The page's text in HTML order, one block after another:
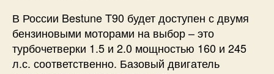
В России Bestune T90 будет доступен с двумя
бензиновыми моторами на выбор – это
турбочетверки 1.5 и 2.0 мощностью 160 и 245
л.с. соответственно. Базовый двигатель